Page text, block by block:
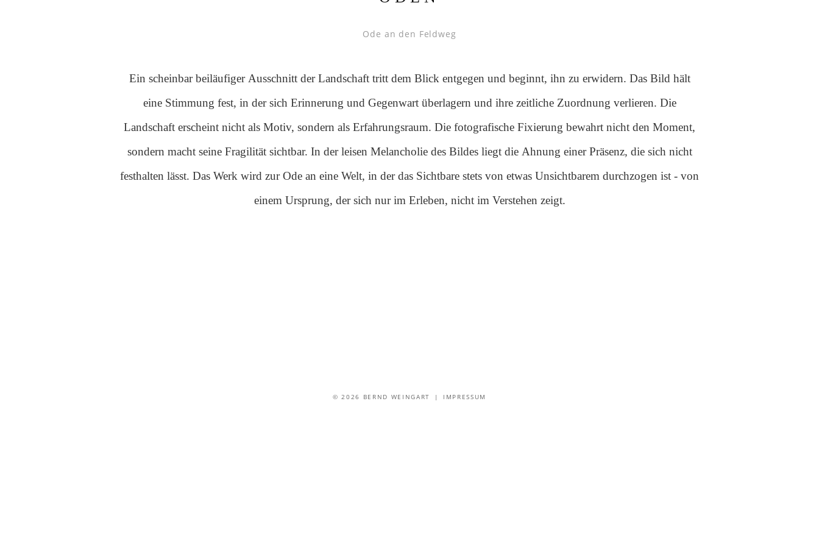
Ode an den Feldweg
Ein scheinbar beiläufiger Ausschnitt der Landschaft tritt dem Blick entgegen und beginnt, ihn zu erwidern. Das Bild hält
eine Stimmung fest, in der sich Erinnerung und Gegenwart überlagern und ihre zeitliche Zuordnung verlieren. Die
Landschaft erscheint nicht als Motiv, sondern als Erfahrungsraum. Die fotografische Fixierung bewahrt nicht den Moment,
sondern macht seine Fragilität sichtbar. In der leisen Melancholie des Bildes liegt die Ahnung einer Präsenz, die sich nicht
festhalten lässt. Das Werk wird zur Ode an eine Welt, in der das Sichtbare stets von etwas Unsichtbarem durchzogen ist - von
einem Ursprung, der sich nur im Erleben, nicht im Verstehen zeigt.
© 2026 BERND WEINGART | IMPRESSUM